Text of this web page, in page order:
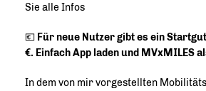
Sie alle Infos
💶 Für neue Nutzer gibt es ein
. Einfach App laden und MVxMILES
In dem von mir vorgestellten